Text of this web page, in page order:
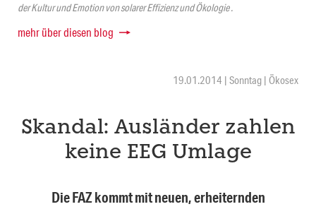
der Kultur und Emotion von solarer Effizienz und Ökologie .
mehr über diesen blog
19.01.2014 | Sonntag | Ökosex
Skandal: Ausländer zahlen
keine EEG Umlage
Die FAZ kommt mit neuen, erheiternden